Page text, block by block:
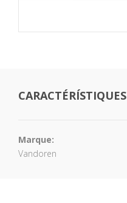
CARACTÉRÍSTIQUES
Marque:
Vandoren